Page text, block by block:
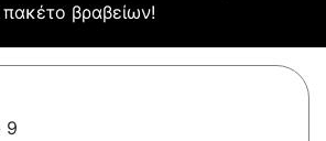
πακέτο βραβείων!
9